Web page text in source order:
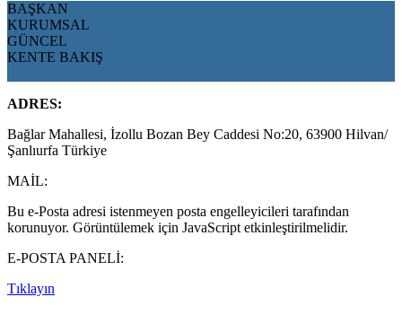
BAŞKAN
KURUMSAL
GÜNCEL
KENTE BAKIŞ
ADRES:
Bağlar Mahallesi, İzollu Bozan Bey Caddesi No:20, 63900 Hilvan/
Şanlıurfa Türkiye
MAİL:
Bu e-Posta adresi istenmeyen posta engelleyicileri tarafından
korunuyor. Görüntülemek için JavaScript etkinleştirilmelidir.
E-POSTA PANELİ:
Tıklayın